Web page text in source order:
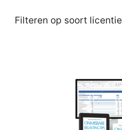
Filteren op soort licentie